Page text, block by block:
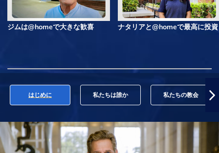
ジムは@homeで大きな歓喜 ナタリアと@homeで最高に投資
はじめに 私たちは誰か 私たちの教会